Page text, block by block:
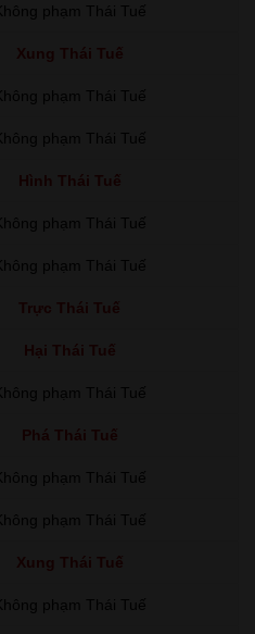
Không phạm Thái Tuế
Xung Thái Tuế
Không phạm Thái Tuế
Không phạm Thái Tuế
Hình Thái Tuế
Không phạm Thái Tuế
Không phạm Thái Tuế
Trực Thái Tuế
Hại Thái Tuế
Không phạm Thái Tuế
Phá Thái Tuế
Không phạm Thái Tuế
Không phạm Thái Tuế
Xung Thái Tuế
Không phạm Thái Tuế